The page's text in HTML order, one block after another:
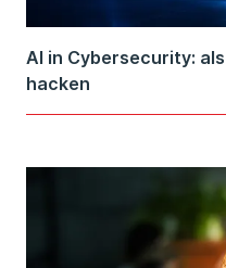
AI in Cybersecurity:
hacken